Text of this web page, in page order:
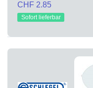
CHF 2.85
Sofort lieferbar